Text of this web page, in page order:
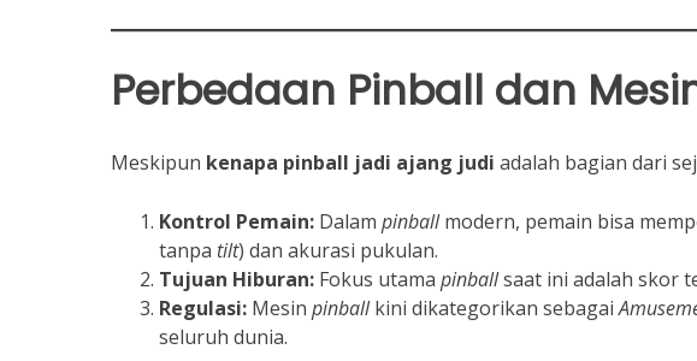
Perbedaan Pinball dan
Meskipun kenapa pinball jadi ajang judi adalah bagian dari
Kontrol Pemain: Dalam pinballmodern, pemain bisa
tanpa tilt) dan akurasi pukulan.
Tujuan Hiburan: Fokus utama pinballsaat ini adalah skor
Regulasi: Mesin pinballkini dikategorikan sebagai
seluruh dunia.